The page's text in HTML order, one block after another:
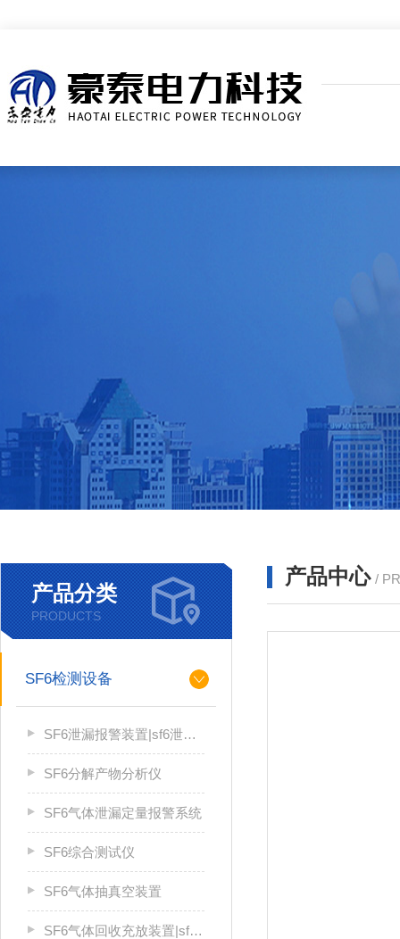
产品分类
PRODUCTS
SF6检测设备
SF6泄漏报警装置|sf6泄漏报警系统
SF6分解产物分析仪
SF6气体泄漏定量报警系统
SF6综合测试仪
SF6气体抽真空装置
SF6气体回收充放装置|sf6气体回收装置
产品中心 /